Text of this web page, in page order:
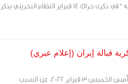
خبر وصول رئيس الوزراء الإسرائيلي للبحرين، بقوله "في ذكرى حراك 14 فبراير النظام البحريني يذكر
قبالة إيران (إعلام عبري)
مرآة البحرين: كشفت وسائل إعلام عبرية النقاب، أمس الخميس 3 فبراير 2022، عن السبب